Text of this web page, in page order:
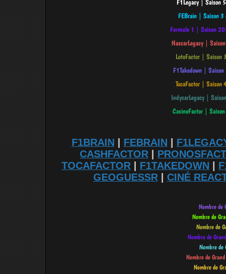
F1BRAIN FEBRAIN
CASHFACTOR
TOCAFACTOR
F1TAKEDOWN
GEOGUESSR| CINÉ